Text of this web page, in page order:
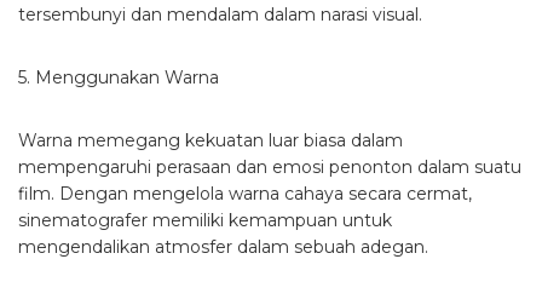
tersembunyi dan mendalam dalam narasi visual.
5. Menggunakan Warna
Warna memegang kekuatan luar biasa dalam
mempengaruhi perasaan dan emosi penonton dalam suatu
film. Dengan mengelola warna cahaya secara cermat,
sinematografer memiliki kemampuan untuk
mengendalikan atmosfer dalam sebuah adegan.